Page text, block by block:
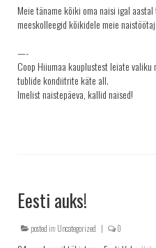
Meie täname kõiki oma naisi igal
meeskolleegid kõikidele meie
—-
Coop Hiiumaa kauplustest leiate
tublide kondiitrite käte all.
Imelist naistepäeva, kallid naised!
Eesti auks!
posted in:Uncategorized | 0